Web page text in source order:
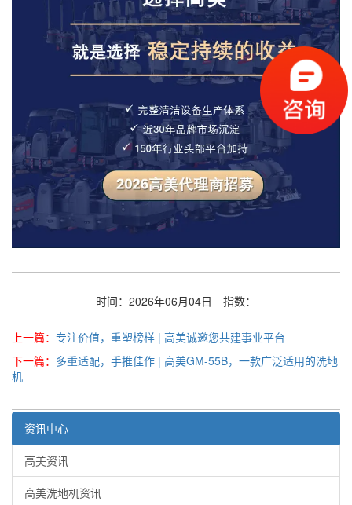
时间：2026年06月04日 指数：
上一篇： 专注价值，重塑榜样 | 高美诚邀您共建事业平台
下一篇： 多重适配，手推佳作 | 高美GM-55B，一款广泛适用的洗地
机
资讯中心
高美资讯
高美洗地机资讯